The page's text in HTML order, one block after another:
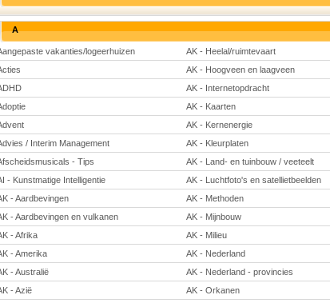
A
vakanties/logeerhuizen AK - Heelal/ruimtevaart
AK - Hoogveen en laagveen
AK - Internetopdracht
AK - Kaarten
AK - Kernenergie
/ Interim Management
AK - Kleurplaten
- Tips
AK - Land- en tuinbouw / veeteelt
- Kunstmatige Intelligentie
AK - Luchtfoto's en satellietbeelden
- Aardbevingen
AK - Methoden
- Aardbevingen en vulkanen
AK - Mijnbouw
- Afrika
AK - Milieu
- Amerika
AK - Nederland
- Australië
AK - Nederland - provincies
- Azië
AK - Orkanen